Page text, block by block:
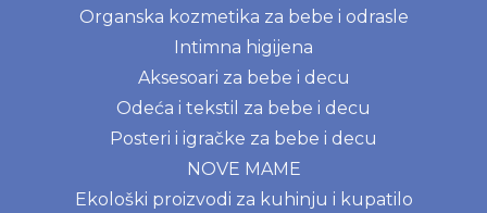
Organska kozmetika za bebe i odrasle
Intimna higijena
Aksesoari za bebe i decu
Odeća i tekstil za bebe i decu
Posteri i igračke za bebe i decu
NOVE MAME
Ekološki proizvodi za kuhinju i kupatilo